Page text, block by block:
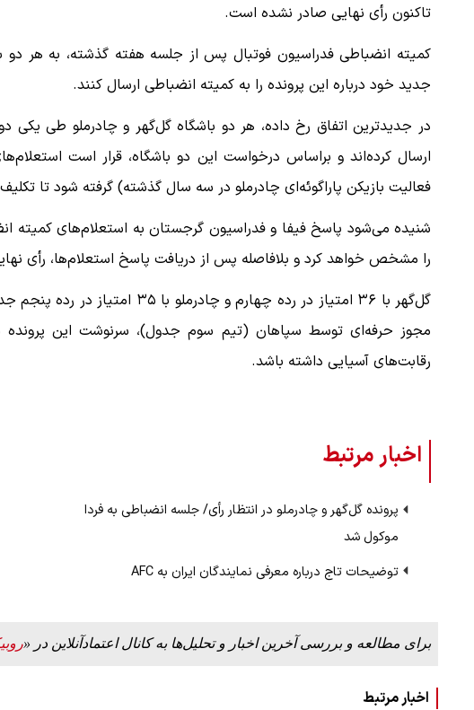
تاکنون رأی نهایی صادر نشده است.
کمیته انضباطی فدراسیون فوتبال پس از جلسه هفته گذشته، به هر دو
جدید خود درباره این پرونده را به کمیته انضباطی ارسال کنند.
در جدیدترین اتفاق رخ داده، هر دو باشگاه گل‌گهر و چادرملو طی یکی
ارسال کرده‌اند و براساس درخواست این دو باشگاه، قرار است
فعالیت بازیکن پاراگوئه‌ای چادرملو در سه سال گذشته) گرفته شود تا
شنیده می‌شود پاسخ فیفا و فدراسیون گرجستان به استعلام‌های کمیته
را مشخص خواهد کرد و بلافاصله پس از دریافت پاسخ استعلام‌ها، رأی
گل‌گهر با ۳۶ امتیاز در رده چهارم
مجوز حرفه‌ای توسط سپاهان (تیم سوم جدول)، سرنوشت این پرونده
رقابت‌های آسیایی داشته باشد.
اخبار مرتبط
پرونده گل‌گهر و چادرملو در انتظار رأی/ جلسه انضباطی به فردا
موکول شد
توضیحات تاج درباره معرفی نمایندگان ایران به AFC
برای مطالعه و بررسی آخرین اخبار و تحلیل‌ها به کانال اعتمادآنلاین در «
اخبار مرتبط
به عادل